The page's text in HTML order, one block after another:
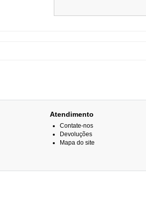
Atendimento
Contate-nos
Devoluções
Mapa do site